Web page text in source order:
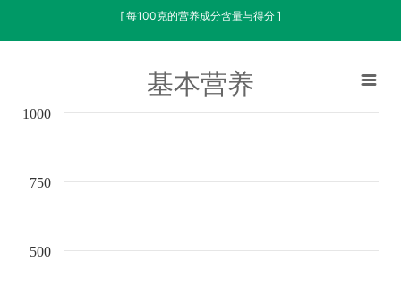
[ 每100克的营养成分含量与得分 ]
基本营养
500
750
1000